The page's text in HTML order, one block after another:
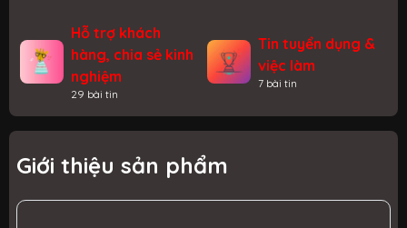
Hỗ trợ khách
hàng, chia sẻ kinh
nghiệm
29 bài tin
Tin tuyển dụng &
việc làm
7 bài tin
Giới thiệu sản phẩm